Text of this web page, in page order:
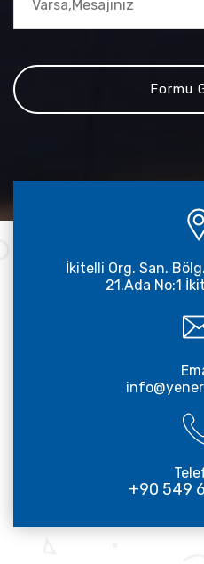
İkitelli Org. San.
21.Ada No:1
+90 549